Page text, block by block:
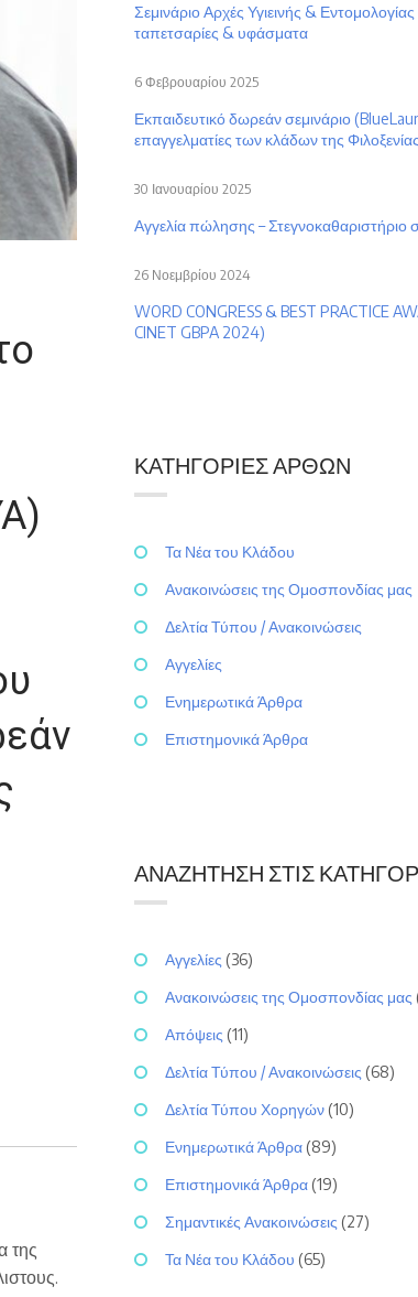
της
Σεμινάριο Αρχές Υγιεινής & Εντομολογίας
ταπετσαρίες & υφάσματα
Εκπαιδευτικό δωρεάν σεμινάριο
επαγγελματίες των κλάδων της
6 Φεβρουαρίου 2025
Αγγελία πώλησης – Στεγνοκαθαριστήριο
30 Ιανουαρίου 2025
WORD CONGRESS & BEST PRACTICE
CINET GBPA 2024)
26 Νοεμβρίου 2024
ΚΑΤΗΓΟΡΊΕΣ ΆΡΘΩΝ
Τα Νέα του Κλάδου
Ανακοινώσεις της Ομοσπονδίας μας
Δελτία Τύπου / Ανακοινώσεις
Αγγελίες
Ενημερωτικά Άρθρα
Επιστημονικά Άρθρα
ΑΝΑΖΉΤΗΣΗ ΣΤΙΣ
Αγγελίες (36)
Ανακοινώσεις της Ομοσπονδίας μας
Απόψεις (11)
Δελτία Τύπου / Ανακοινώσεις (68)
Δελτία Τύπου Χορηγών (10)
Ενημερωτικά Άρθρα (89)
Επιστημονικά Άρθρα (19)
Σημαντικές Ανακοινώσεις (27)
Τα Νέα του Κλάδου (65)